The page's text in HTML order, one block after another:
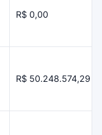
R$ 0,00
R$ 50.248.574,29